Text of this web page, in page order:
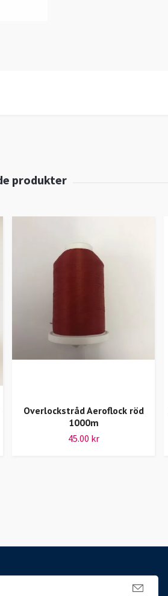
Overlockstråd Aeroflock röd
1000m
45.00 kr